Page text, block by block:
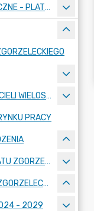
ZAMÓWIENIA PUBLICZNE - PLATFORMA ZAKUPOWA
RADA PRZEDSTAWICIELI WIELOSPECJALISTYCZNEGO ZESPOŁU OPIEKI ZDROWOTNEJ "BOLESŁAWIEC-ZGORZELEC" SAMODZIELNEGO PUBLICZNEGO ZAKŁADU OPIEKI ZDROWOTNEJ
PRACY
ZARZĄDU POWIATU ZGORZELECKIEGO
RADY POWIATU ZGORZELECKIEGO
- 2029